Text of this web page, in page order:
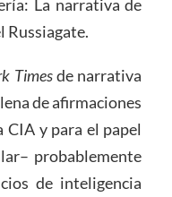
La narrativa de
Russiagate.
Timesde narrativa
de afirmaciones
CIA y para el papel
probablemente
de inteligencia